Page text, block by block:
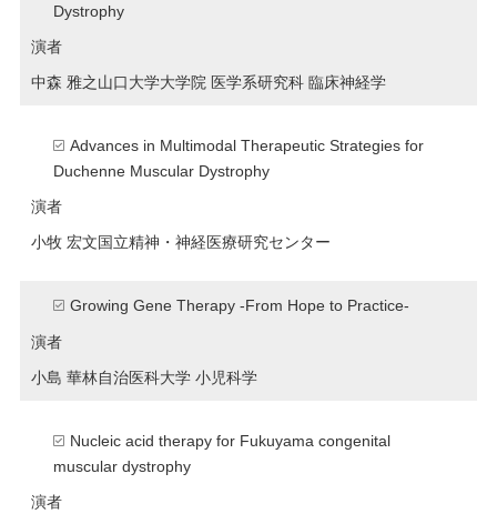
Dystrophy
演者
中森 雅之山口大学大学院 医学系研究科 臨床神経学
Advances in Multimodal Therapeutic Strategies for
Duchenne Muscular Dystrophy
演者
小牧 宏文国立精神・神経医療研究センター
Growing Gene Therapy -From Hope to Practice-
演者
小島 華林自治医科大学 小児科学
Nucleic acid therapy for Fukuyama congenital
muscular dystrophy
演者